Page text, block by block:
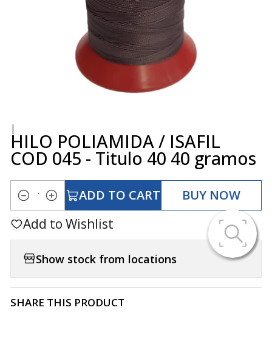
|
HILO POLIAMIDA / ISAFIL
COD 045 - Titulo 40 40 gramos
Quantity
ADD TO CART BUY NOW
Add to Wishlist
Show stock from locations
SHARE THIS PRODUCT